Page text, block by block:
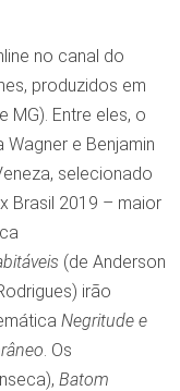
no canal do
produzidos em
MG). Entre eles, o
e Benjamin
selecionado
Brasil 2019 – maior
(de Anderson
irão
Negritude e
. Os
Batom